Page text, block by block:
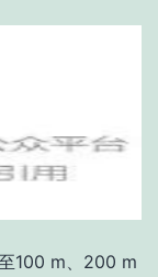
100 m、200 m